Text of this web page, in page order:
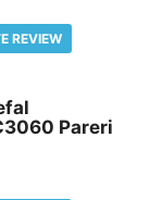
REVIEW
Pareri